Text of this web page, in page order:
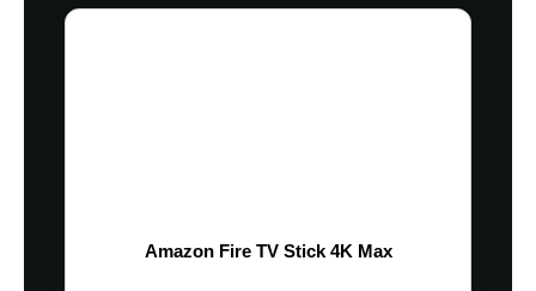
Amazon Fire TV Stick 4K Max